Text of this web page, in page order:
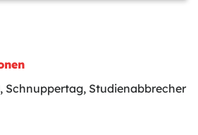
Schnuppertag, Studienabbrecher